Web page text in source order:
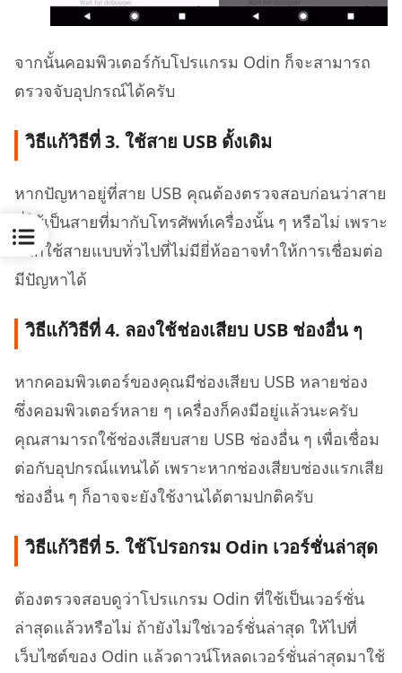
จากนั้นคอมพิวเตอร์กับโปรแกรม Odin ก็จะสามารถ
ตรวจจับอุปกรณ์ได้ครับ
วิธีแก้วิธีที่ 3. ใช้สาย USB ดั้งเดิม
หากปัญหาอยู่ที่สาย USB คุณต้องตรวจสอบก่อนว่าสาย
ที่ใช้เป็นสายที่มากับโทรศัพท์เครื่องนั้น ๆ หรือไม่ เพราะ
หากใช้สายแบบทั่วไปที่ไม่มียี่ห้ออาจทำให้การเชื่อมต่อ
มีปัญหาได้
วิธีแก้วิธีที่ 4. ลองใช้ช่องเสียบ USB ช่องอื่น ๆ
หากคอมพิวเตอร์ของคุณมีช่องเสียบ USB หลายช่อง
ซึ่งคอมพิวเตอร์หลาย ๆ เครื่องก็คงมีอยู่แล้วนะครับ
คุณสามารถใช้ช่องเสียบสาย USB ช่องอื่น ๆ เพื่อเชื่อม
ต่อกับอุปกรณ์แทนได้ เพราะหากช่องเสียบช่องแรกเสีย
ช่องอื่น ๆ ก็อาจจะยังใช้งานได้ตามปกติครับ
วิธีแก้วิธีที่ 5. ใช้โปรอกรม Odin เวอร์ชั่นล่าสุด
ต้องตรวจสอบดูว่าโปรแกรม Odin ที่ใช้เป็นเวอร์ชั่น
ล่าสุดแล้วหรือไม่ ถ้ายังไม่ใช่เวอร์ชั่นล่าสุด ให้ไปที่
เว็บไซต์ของ Odin แล้วดาวน์โหลดเวอร์ชั่นล่าสุดมาใช้